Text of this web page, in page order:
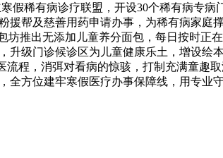
假稀有病诊疗联盟，开设30个稀有病专病
帮及慈善用药申请办事，为稀有病家庭
推出无添加儿童养分面包，每日按时正
级门诊候诊区为儿童健康乐土，增设绘
程，消弭对看病的惊骇，打制充满童趣
方位建牢寒假医疗办事保障线，用专业